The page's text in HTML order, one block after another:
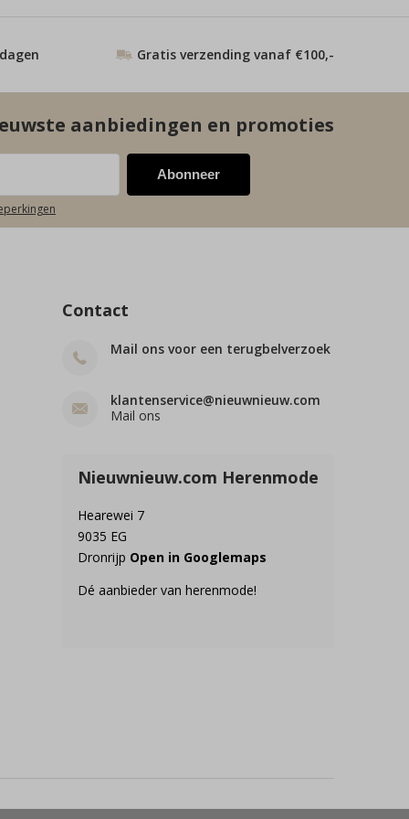
Gratis verzending vanaf €100,-
aanbiedingen en promoties
Abonneer
Contact
Mail ons voor een terugbelverzoek
klantenservice@nieuwnieuw.com
Mail ons
Nieuwnieuw.com Herenmode
Hearewei 7
9035 EG
Dronrijp Open in Googlemaps
Dé aanbieder van herenmode!